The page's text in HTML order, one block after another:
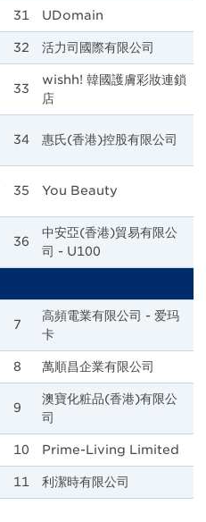
31 UDomain
32 活力司國際有限公司
33
wishh! 韓國護膚彩妝連鎖
店
34 惠氏(香港)控股有限公司
35 You Beauty
36
中安亞(香港)貿易有限公
司 - U100
7
高頻電業有限公司 - 爱玛
卡
8 萬順昌企業有限公司
9
澳寶化粧品(香港)有限公
司
10 Prime-Living Limited
11 利潔時有限公司